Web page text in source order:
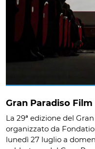
Gran Paradiso
La 29ª edizione del
organizzato da
lunedì 27 luglio a